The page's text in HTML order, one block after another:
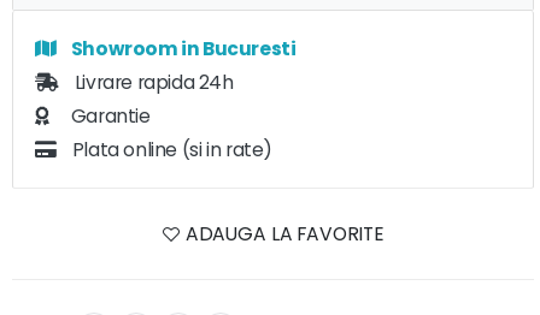
Showroom in Bucuresti
Livrare rapida 24h
Garantie
Plata online (si in rate)
ADAUGA LA FAVORITE